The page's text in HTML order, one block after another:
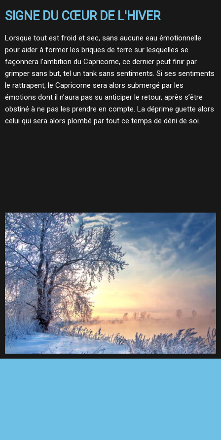
SIGNE DU CŒUR DE L'HIVER
Lorsque tout est froid et sec, sans aucune eau émotionnelle
pour aider à former les briques de terre sur lesquelles se
façonnera l’ambition du Capricorne, ce dernier peut finir par
grimper sans but, tel un tank sans sentiments. Si ses sentiments
le rattrapent, le Capricorne sera alors submergé par les
émotions dont il n’aura pas su anticiper le retour, après s’être
obstiné à ne pas les prendre en compte. La déprime guette alors
celui qui sera alors plombé par tout ce temps de déni de soi.